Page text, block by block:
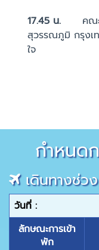
17.45 น. คณะเ
สุวรรณภูมิ กรุงเ
ใจ
กำหนด
เดินทางช่ว
วันที่ :
ลักษณะการเข้า
พัก